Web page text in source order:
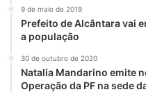
9 de maio de 2019
Prefeito de Alcântara vai
a população
30 de outubro de 2020
Natalia Mandarino emite
Operação da PF na sede